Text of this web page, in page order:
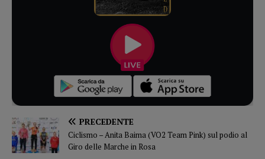
PRECEDENTE
Ciclismo – Anita Baima (VO2 Team Pink) sul podio al
Giro delle Marche in Rosa